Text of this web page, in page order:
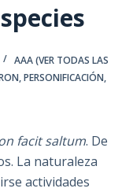
AAA (VER TODAS LAS
,PERSONIFICACIÓN,
facit saltum. De
La naturaleza
actividades